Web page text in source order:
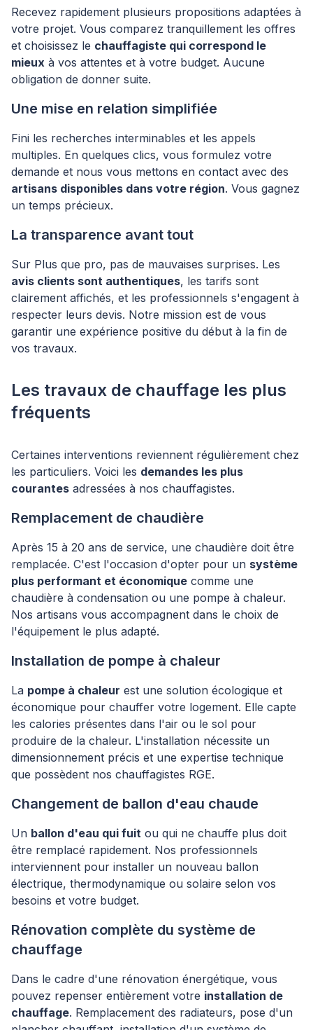
Recevez rapidement plusieurs propositions adaptées à
votre projet. Vous comparez tranquillement les offres
et choisissez le chauffagiste qui correspond le
mieux à vos attentes et à votre budget. Aucune
obligation de donner suite.
Une mise en relation simplifiée
Fini les recherches interminables et les appels
multiples. En quelques clics, vous formulez votre
demande et nous vous mettons en contact avec des
artisans disponibles dans votre région. Vous gagnez
un temps précieux.
La transparence avant tout
Sur Plus que pro, pas de mauvaises surprises. Les
avis clients sont authentiques, les tarifs sont
clairement affichés, et les professionnels s'engagent à
respecter leurs devis. Notre mission est de vous
garantir une expérience positive du début à la fin de
vos travaux.
Les travaux de chauffage les plus
fréquents
Certaines interventions reviennent régulièrement chez
les particuliers. Voici les demandes les plus
courantes adressées à nos chauffagistes.
Remplacement de chaudière
Après 15 à 20 ans de service, une chaudière doit être
remplacée. C'est l'occasion d'opter pour un système
plus performant et économique comme une
chaudière à condensation ou une pompe à chaleur.
Nos artisans vous accompagnent dans le choix de
l'équipement le plus adapté.
Installation de pompe à chaleur
La pompe à chaleur est une solution écologique et
économique pour chauffer votre logement. Elle capte
les calories présentes dans l'air ou le sol pour
produire de la chaleur. L'installation nécessite un
dimensionnement précis et une expertise technique
que possèdent nos chauffagistes RGE.
Changement de ballon d'eau chaude
Un ballon d'eau qui fuit ou qui ne chauffe plus doit
être remplacé rapidement. Nos professionnels
interviennent pour installer un nouveau ballon
électrique, thermodynamique ou solaire selon vos
besoins et votre budget.
Rénovation complète du système de
chauffage
Dans le cadre d'une rénovation énergétique, vous
pouvez repenser entièrement votre installation de
chauffage. Remplacement des radiateurs, pose d'un